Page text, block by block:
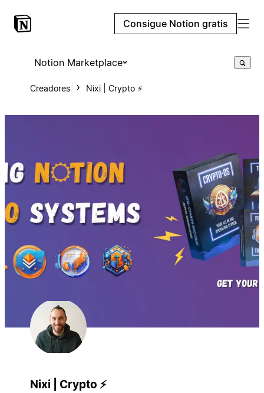
Consigue Notion gratis
Notion Marketplace
Creadores Nixi | Crypto ⚡
Nixi | Crypto ⚡